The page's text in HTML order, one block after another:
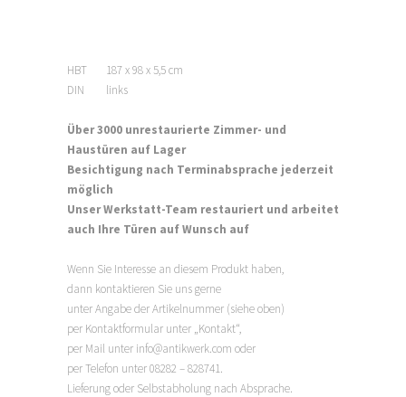
HBT 187 x 98 x 5,5 cm
DIN links
Über 3000 unrestaurierte Zimmer- und
Haustüren auf Lager
Besichtigung nach Terminabsprache jederzeit
möglich
Unser Werkstatt-Team restauriert und arbeitet
auch Ihre Türen auf Wunsch auf
Wenn Sie Interesse an diesem Produkt haben,
dann kontaktieren Sie uns gerne
unter Angabe der Artikelnummer (siehe oben)
per Kontaktformular unter „Kontakt“,
per Mail unter info@antikwerk.com oder
per Telefon unter 08282 – 828741.
Lieferung oder Selbstabholung nach Absprache.